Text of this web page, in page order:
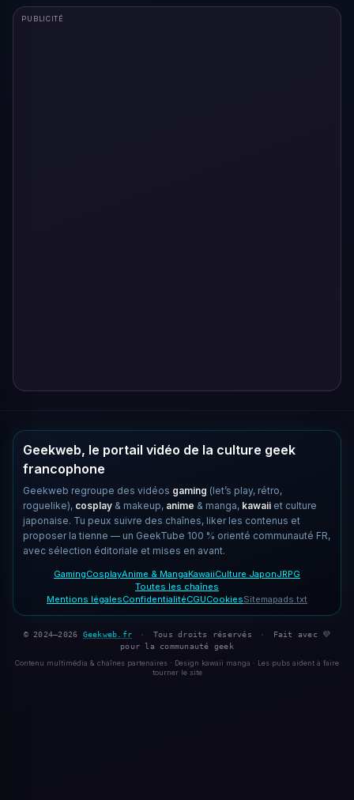
PUBLICITÉ
Geekweb, le portail vidéo de la culture geek
francophone
Geekweb regroupe des vidéos gaming (let’s play, rétro,
roguelike), cosplay & makeup, anime & manga, kawaii et culture
japonaise. Tu peux suivre des chaînes, liker les contenus et
proposer la tienne — un GeekTube 100 % orienté communauté FR,
avec sélection éditoriale et mises en avant.
GamingCosplayAnime & MangaKawaiiCulture JaponJRPG
Toutes les chaînes
Mentions légalesConfidentialitéCGUCookiesSitemapads.txt
© 2024–2026 Geekweb.fr · Tous droits réservés ·
Fait avec 💜
pour la communauté geek
Contenu multimédia & chaînes partenaires · Design kawaii manga · Les pubs aident à faire
tourner le site